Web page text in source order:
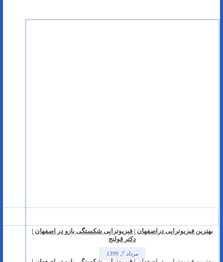
بهترین فیزیوتراپی دراصفهان | فیزیوتراپی شکستگی بازو در اصفهان |
دکتر قولنج
مرداد 7, 1399